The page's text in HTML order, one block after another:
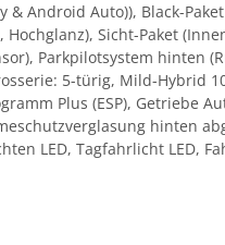
Android Auto)), Black-
Sicht-Paket
Parkpilotsystem hinten
5-türig, Mild-Hybrid
Plus (ESP), Getriebe
hinten
LED, Tagfahrlicht LED,